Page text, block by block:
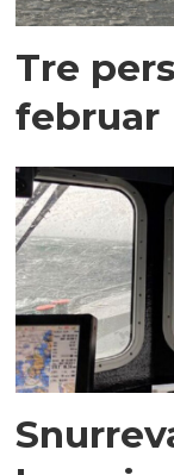
Tre
februar